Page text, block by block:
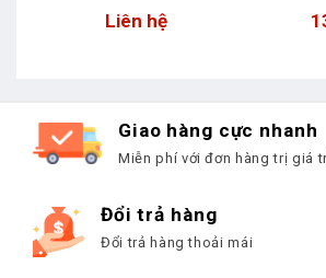
Liên hệ
Giao hàng cực nhanh
Miễn phí với đơn hàng trị giá
Đổi trả hàng
Đổi trả hàng thoải mái